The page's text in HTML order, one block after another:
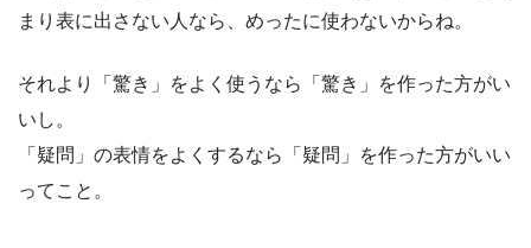
まり表に出さない人なら、めったに使わないからね。
それより「驚き」をよく使うなら「驚き」を作った方がい
いし。
「疑問」の表情をよくするなら「疑問」を作った方がいい
ってこと。